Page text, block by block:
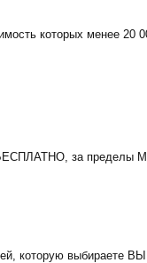
которых менее 20
БЕСПЛАТНО, за пределы
которую выбираете